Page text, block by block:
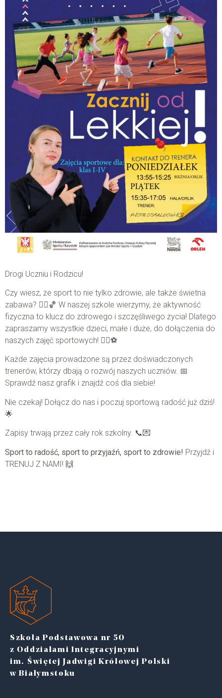
Drogi Uczniu i Rodzicu!
Czy wiesz, że sport to nie tylko zdrowie, ale także świetna
zabawa? 🏃‍♂️🏀 W naszej szkole wierzymy, że aktywność
fizyczna to klucz do zdrowego i szczęśliwego życia! Dlatego
zapraszamy wszystkie dzieci, małe i duże, do dołączenia do
naszych zajęć sportowych! 🤸‍♀️⚽️
Każde zajęcia prowadzone są przez doświadczonych
trenerów, którzy dbają o rozwój naszych uczniów. 📅
Sprawdź nasz grafik i znajdź coś dla siebie!
Nie czekaj! Dołącz do nas i poczuj sportową radość już dziś!
🌟
Zapisy trwają przez cały rok szkolny. 📞💌
Sport to radość, sport to przyjaźń, sport to zdrowie! Przyjdź i
TRENUJ Z NAMI! 🙌
Szkoła Podstawowa nr 50
z Oddziałami Integracyjnymi
im. Świętej Jadwigi Królowej Polski
w Białymstoku